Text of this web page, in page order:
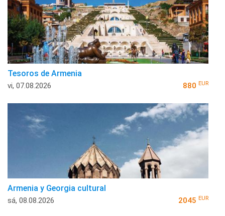
Tesoros de Armenia
vi, 07.08.2026 880 EUR
Armenia y Georgia cultural
sá, 08.08.2026 2045 EUR